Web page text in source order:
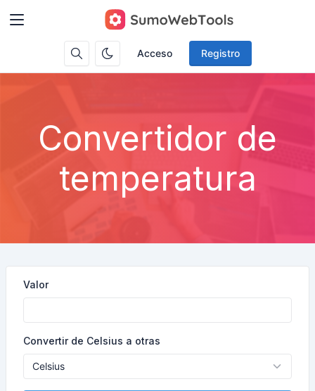
Acceso Registro
Convertidor de
temperatura
Valor
Convertir de Celsius a otras